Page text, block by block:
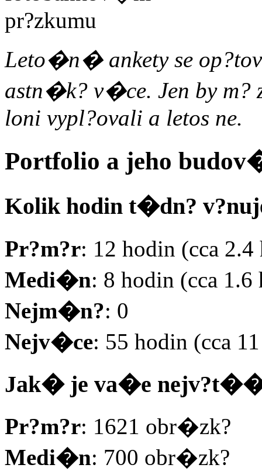
Leto�n� ankety se
astn�k? v�ce. Jen by m?
loni vypl?ovali a letos ne.
Portfolio a jeho
Kolik hodin t�dn?
Pr?m?r: 12 hodin (cca
Medi�n: 8 hodin (cca
Nejm�n?: 0
Nejv�ce: 55 hodin (cca
Jak� je va�e
Pr?m?r: 1621 obr�zk?
Medi�n: 700 obr�zk?